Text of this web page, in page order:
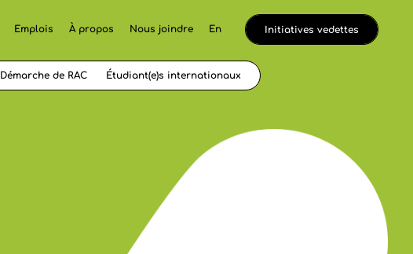
Emplois À propos Nous joindre En Initiatives vedettes
Démarche de RAC Étudiant(e)s internationaux